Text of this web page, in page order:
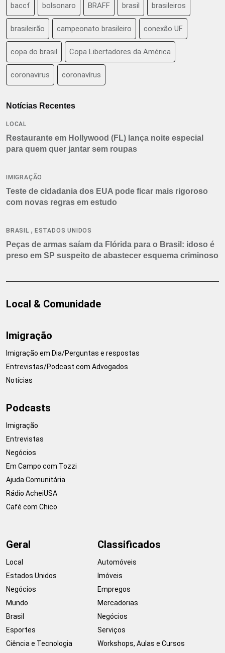
baccf bolsonaro BRAFF brasil brasileiros
brasileirão campeonato brasileiro conexão UF
copa do brasil Copa Libertadores da América
coronavirus coronavírus
Notícias Recentes
LOCAL
Restaurante em Hollywood (FL) lança noite especial
para quem quer jantar sem roupas
IMIGRAÇÃO
Teste de cidadania dos EUA pode ficar mais rigoroso
com novas regras em estudo
BRASIL , ESTADOS UNIDOS
Peças de armas saíam da Flórida para o Brasil: idoso é
preso em SP suspeito de abastecer esquema criminoso
Local & Comunidade
Imigração
Imigração em Dia/Perguntas e respostas
Entrevistas/Podcast com Advogados
Notícias
Podcasts
Imigração
Entrevistas
Negócios
Em Campo com Tozzi
Ajuda Comunitária
Rádio AcheiUSA
Café com Chico
Geral
Local
Estados Unidos
Negócios
Mundo
Brasil
Esportes
Ciência e Tecnologia
Classificados
Automóveis
Imóveis
Empregos
Mercadorias
Negócios
Serviços
Workshops, Aulas e Cursos